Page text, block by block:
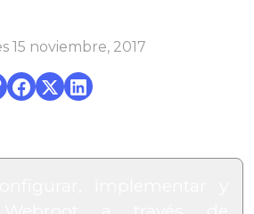
15 noviembre, 2017